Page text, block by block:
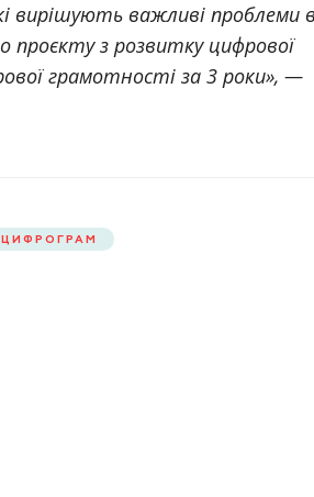
вирішують важливі проблеми
проєкту з розвитку цифрової
грамотності за 3 роки», —
ЦИФРОГРАМ